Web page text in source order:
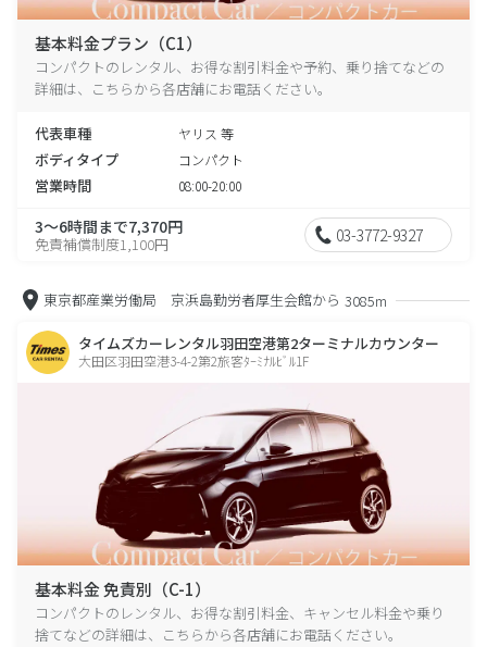
基本料金プラン（C1）
コンパクトのレンタル、お得な割引料金や予約、乗り捨てなどの
詳細は、こちらから各店舗にお電話ください。
代表車種 ヤリス 等
ボディタイプ コンパクト
営業時間 08:00-20:00
3～6時間まで7,370円
免責補償制度1,100円 03-3772-9327
東京都産業労働局 京浜島勤労者厚生会館から 3085m
タイムズカーレンタル羽田空港第2ターミナルカウンター
大田区羽田空港3-4-2第2旅客ﾀｰﾐﾅﾙﾋﾞﾙ1F
基本料金 免責別（C-1）
コンパクトのレンタル、お得な割引料金、キャンセル料金や乗り
捨てなどの詳細は、こちらから各店舗にお電話ください。